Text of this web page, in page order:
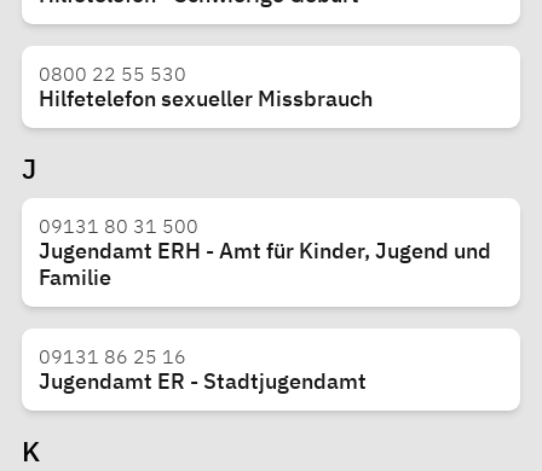
0800 22 55 530
Hilfetelefon sexueller Missbrauch
J
09131 80 31 500
Jugendamt ERH - Amt für Kinder, Jugend und
Familie
09131 86 25 16
Jugendamt ER - Stadtjugendamt
K